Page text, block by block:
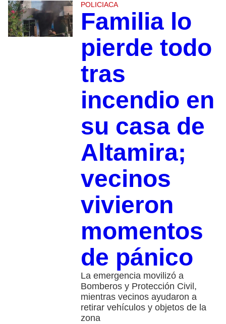
POLICIACA
Familia lo
pierde todo
tras
incendio en
su casa de
Altamira;
vecinos
vivieron
momentos
de pánico
La emergencia movilizó a
Bomberos y Protección Civil,
mientras vecinos ayudaron a
retirar vehículos y objetos de la
zona